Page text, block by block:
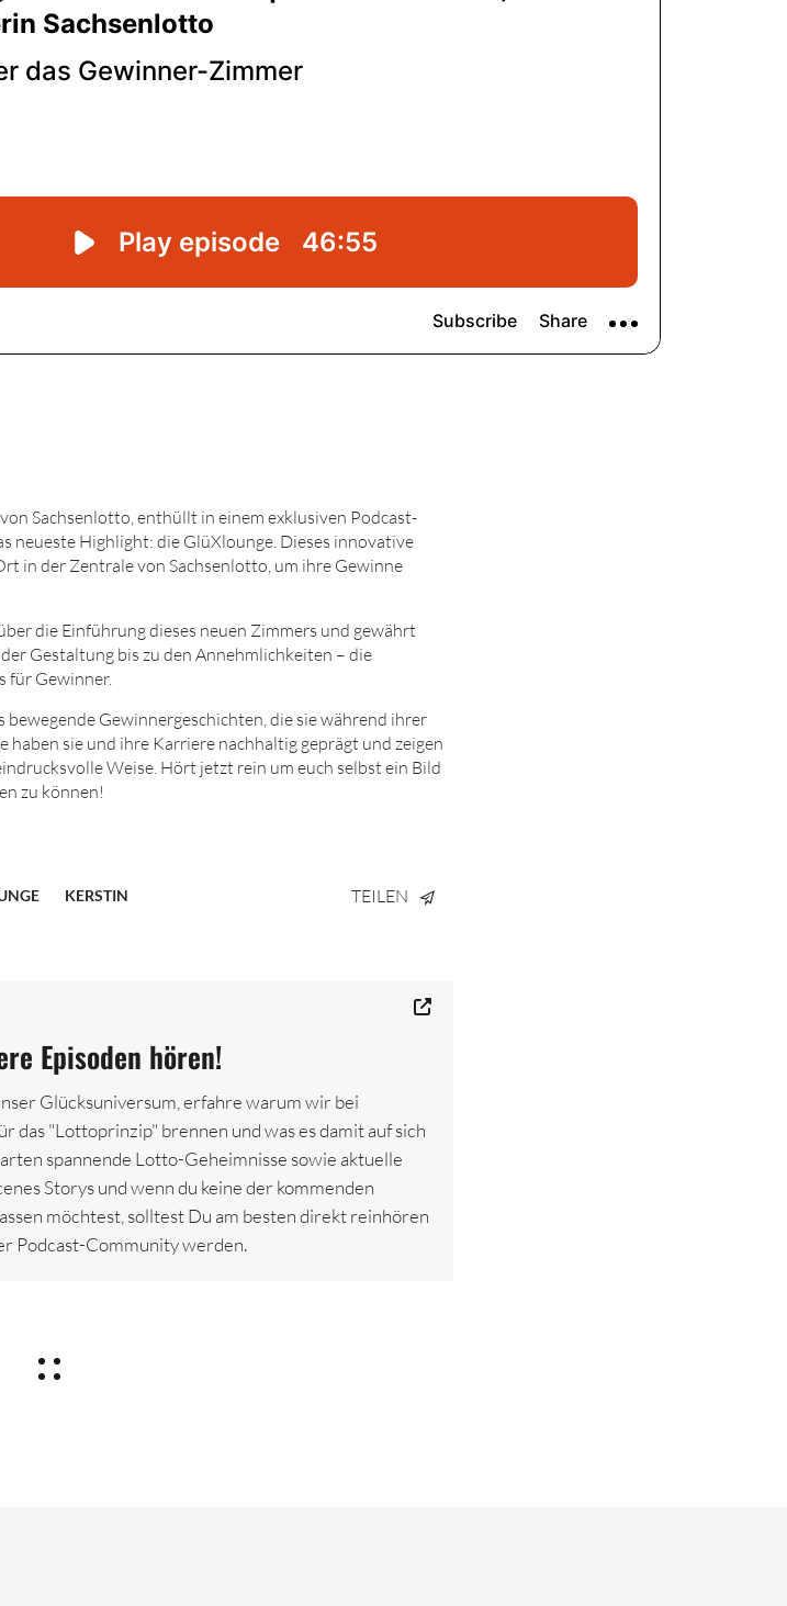
Sachsenlotto, enthüllt in einem exklusiven Podcast-
neueste Highlight: die GlüXlounge. Dieses innovative
in der Zentrale von Sachsenlotto, um ihre Gewinne
die Einführung dieses neuen Zimmers und gewährt
Gestaltung bis zu den Annehmlichkeiten – die
für Gewinner.
Gewinnergeschichten, die sie während ihrer
sie und ihre Karriere nachhaltig geprägt und zeigen
Weise. Hört jetzt rein um euch selbst ein Bild
zu können!
KERSTIN
TEILEN
Episoden hören!
Glücksuniversum, erfahre warum wir bei
das "Lottoprinzip" brennen und was es damit auf sich
spannende Lotto-Geheimnisse sowie aktuelle
Storys und wenn du keine der kommenden
möchtest, solltest Du am besten direkt reinhören
Podcast-Community werden.